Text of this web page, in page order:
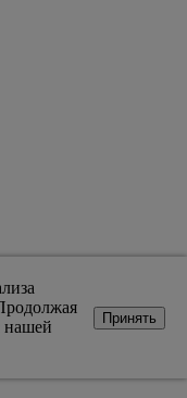
нашей
Принять